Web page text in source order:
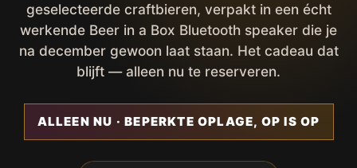
geselecteerde craftbieren, verpakt in een écht
werkende Beer in a Box Bluetooth speaker die je
na december gewoon laat staan. Het cadeau dat
blijft — alleen nu te reserveren.
ALLEEN NU · BEPERKTE OPLAGE, OP IS OP